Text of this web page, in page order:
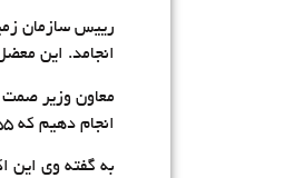
انجامد. این معضل باید رفع
انجام دهیم که ۱۵۵ هزار کیلومتر مربع انجام شده و توان ما بیشتر از این نیست و نیاز به کمک بخش خصوصی است.
به گفته وی این